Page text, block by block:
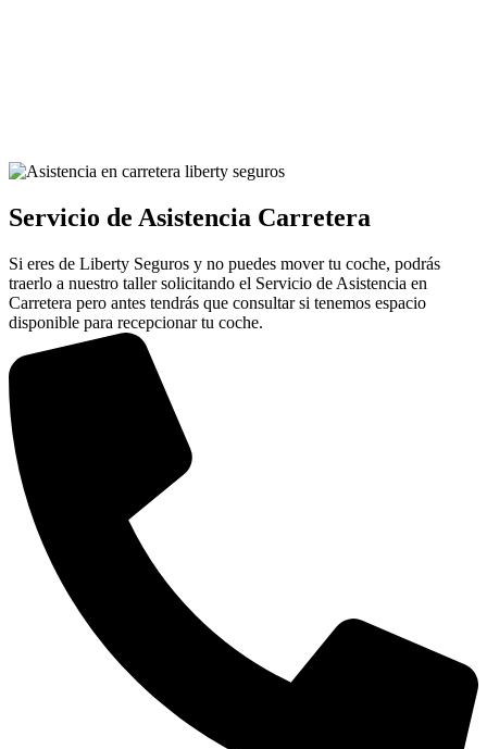
Servicio de Asistencia Carretera
Si eres de Liberty Seguros y no puedes mover tu coche, podrás
traerlo a nuestro taller solicitando el Servicio de Asistencia en
Carretera pero antes tendrás que consultar si tenemos espacio
disponible para recepcionar tu coche.